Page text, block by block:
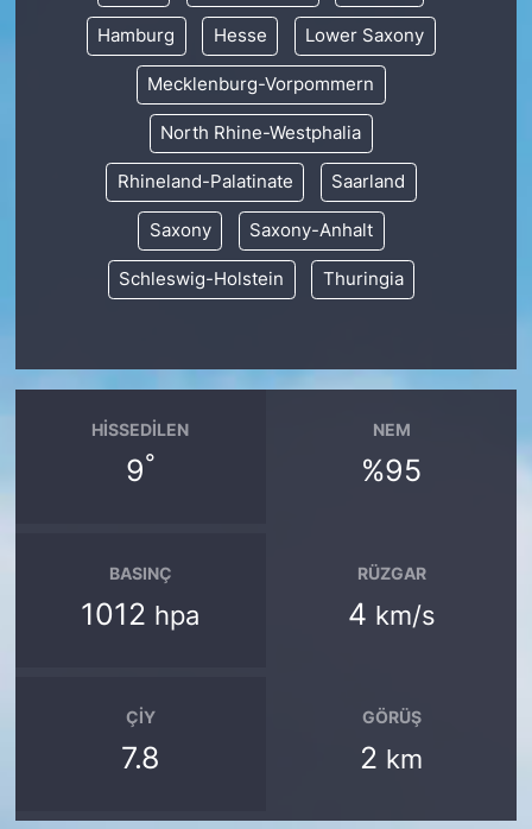
Hamburg Hesse Lower Saxony
Mecklenburg-Vorpommern
North Rhine-Westphalia
Rhineland-Palatinate Saarland
Saxony Saxony-Anhalt
Schleswig-Holstein Thuringia
HISSEDILEN
9°
NEM
%95
BASINÇ
1012 hpa
RÜZGAR
4 km/s
ÇIY
7.8
GÖRÜŞ
2 km